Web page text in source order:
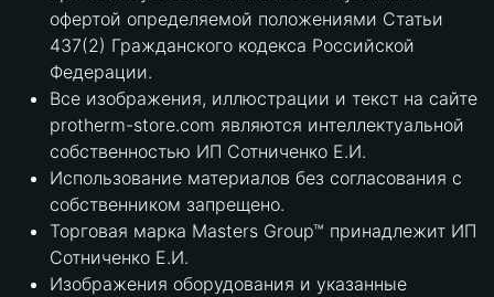
офертой определяемой положениями Статьи
437(2) Гражданского кодекса Российской
Федерации.
Все изображения, иллюстрации и текст на сайте
protherm-store.com являются интеллектуальной
собственностью ИП Сотниченко Е.И.
Использование материалов без согласования с
собственником запрещено.
Торговая марка Masters Group™ принадлежит ИП
Сотниченко Е.И.
Изображения оборудования и указанные